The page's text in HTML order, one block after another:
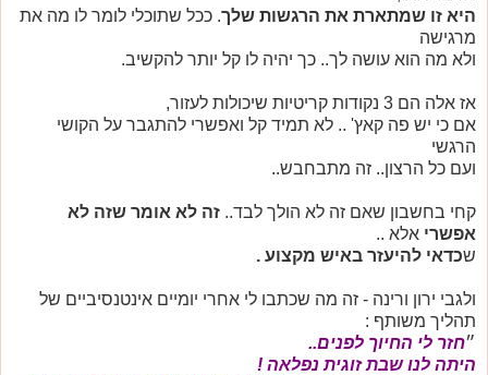
היא זו שמתארת את הרגשות שלך. ככל שתוכלי לומר לו מה את
מרגישה
ולא מה הוא עושה לך.. כך יהיה לו קל יותר להקשיב.
אז אלה הם 3 נקודות קריטיות שיכולות לעזור,
אם כי יש פה קאץ' .. לא תמיד קל ואפשרי להתגבר על הקושי
הרגשי
ועם כל הרצון.. זה מתבחבש..
קחי בחשבון שאם זה לא הולך לבד.. זה לא אומר שזה לא
אפשרי אלא ..
שכדאי להיעזר באיש מקצוע .
ולגבי ירון ורינה - זה מה שכתבו לי אחרי יומיים אינטנסיביים של
תהליך משותף :
״חזר לי החיוך לפנים..
היתה לנו שבת זוגית נפלאה !